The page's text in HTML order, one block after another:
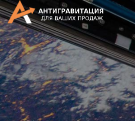
CRM Битрикс24
Дистрибуция 4.0
Запуск онлайн продаж